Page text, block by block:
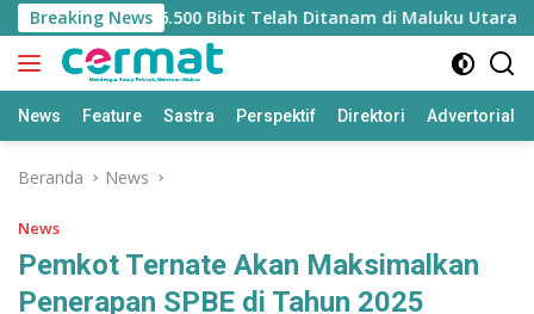
Langsung
ke
konten
Breaking News
Mangrove, 36.500 Bibit Telah Ditanam di Maluku Utara
News Feature Sastra Perspektif Direktori Advertorial
Beranda News
News
Pemkot Ternate Akan Maksimalkan
Penerapan SPBE di Tahun 2025